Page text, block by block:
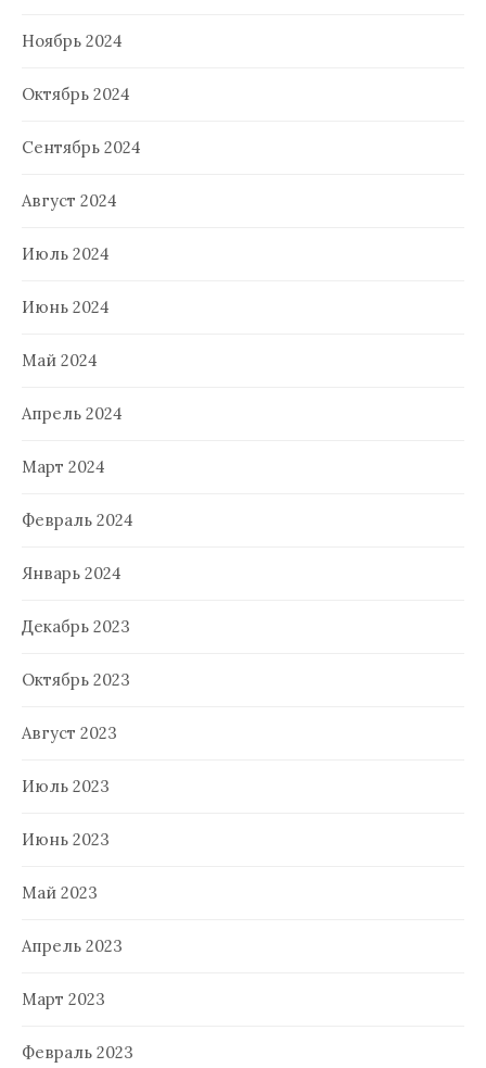
Ноябрь 2024
Октябрь 2024
Сентябрь 2024
Август 2024
Июль 2024
Июнь 2024
Май 2024
Апрель 2024
Март 2024
Февраль 2024
Январь 2024
Декабрь 2023
Октябрь 2023
Август 2023
Июль 2023
Июнь 2023
Май 2023
Апрель 2023
Март 2023
Февраль 2023